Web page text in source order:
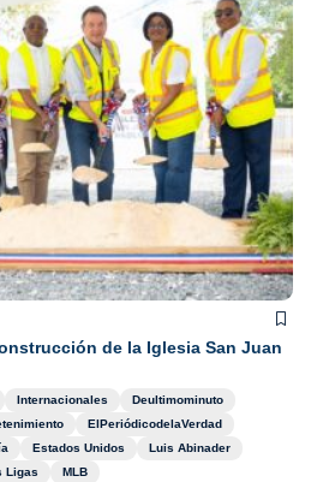
de la Iglesia San Juan
Internacionales
Deultimominuto
ElPeriódicodelaVerdad
Estados Unidos
Luis Abinader
Ligas MLB